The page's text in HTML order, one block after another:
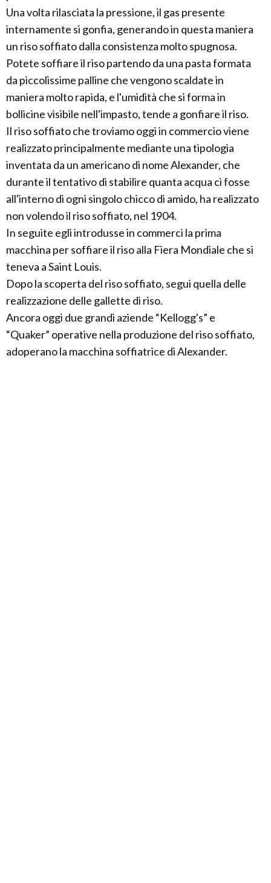
Una volta rilasciata la pressione, il gas presente
internamente si gonfia, generando in questa maniera
un riso soffiato dalla consistenza molto spugnosa.
Potete soffiare il riso partendo da una pasta formata
da piccolissime palline che vengono scaldate in
maniera molto rapida, e l'umidità che si forma in
bollicine visibile nell'impasto, tende a gonfiare il riso.
Il riso soffiato che troviamo oggi in commercio viene
realizzato principalmente mediante una tipologia
inventata da un americano di nome Alexander, che
durante il tentativo di stabilire quanta acqua ci fosse
all'interno di ogni singolo chicco di amido, ha realizzato
non volendo il riso soffiato, nel 1904.
In seguite egli introdusse in commerci la prima
macchina per soffiare il riso alla Fiera Mondiale che si
teneva a Saint Louis.
Dopo la scoperta del riso soffiato, segui quella delle
realizzazione delle gallette di riso.
Ancora oggi due grandi aziende “Kellogg's” e
“Quaker” operative nella produzione del riso soffiato,
adoperano la macchina soffiatrice di Alexander.